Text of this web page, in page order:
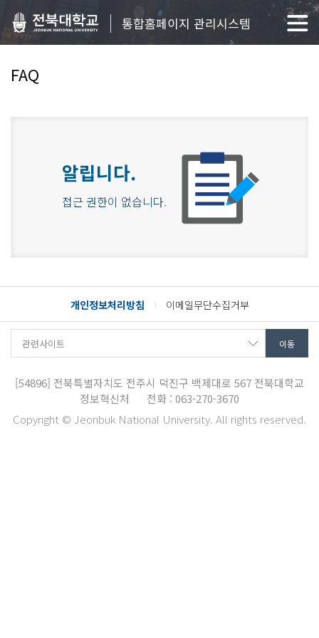
통합홈페이지 관리시스템
FAQ
알립니다.
접근 권한이 없습니다.
개인정보처리방침 이메일무단수집거부
[54896] 전북특별자치도 전주시 덕진구 백제대로 567 전북대학교
정보혁신처
전화 : 063-270-3670
Copyright © Jeonbuk National University. All rights reserved.